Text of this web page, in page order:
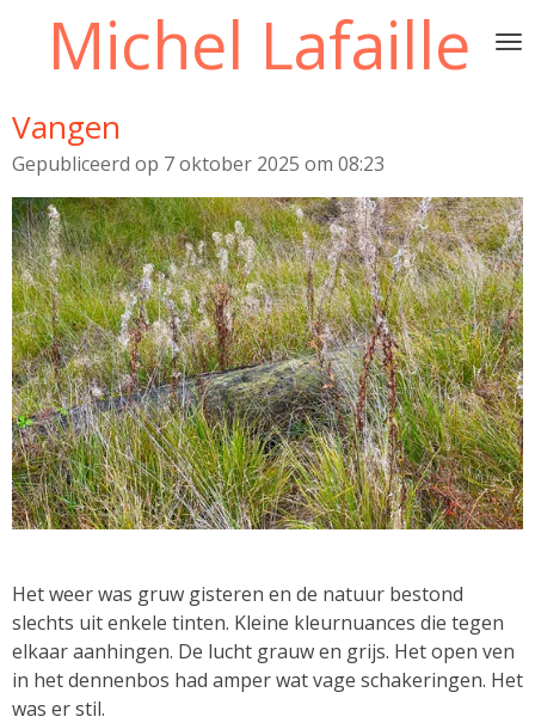
hoofdinhoud
Michel Lafaille
Vangen
Gepubliceerd op 7 oktober 2025 om 08:23
Het weer was gruw gisteren en de natuur bestond
slechts uit enkele tinten. Kleine kleurnuances die tegen
elkaar aanhingen. De lucht grauw en grijs. Het open ven
in het dennenbos had amper wat vage schakeringen. Het
was er stil.